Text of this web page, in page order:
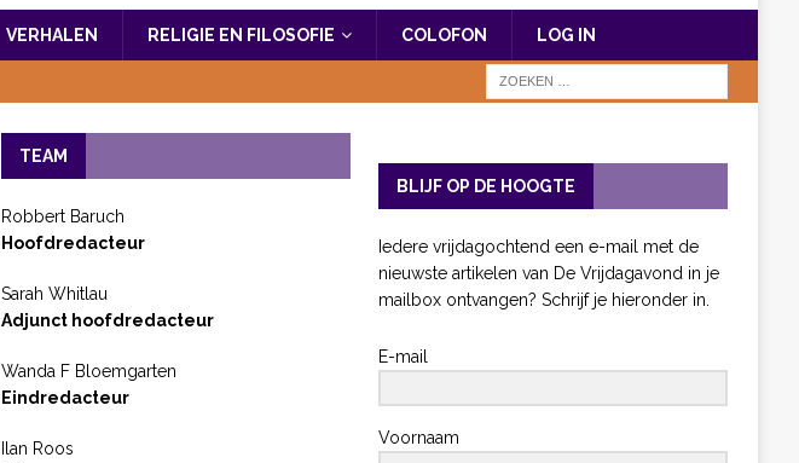
VERHALEN RELIGIE EN FILOSOFIE COLOFON LOG IN
TEAM
Robbert Baruch
Hoofdredacteur
Sarah Whitlau
Adjunct hoofdredacteur
Wanda F Bloemgarten
Eindredacteur
Ilan Roos
BLIJF OP DE HOOGTE
Iedere vrijdagochtend een e-mail met de
nieuwste artikelen van De Vrijdagavond in je
mailbox ontvangen? Schrijf je hieronder in.
E-mail
Voornaam